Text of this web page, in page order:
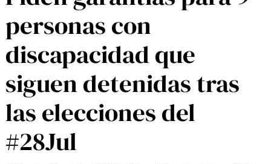
personas con
discapacidad que
siguen detenidas tras
las elecciones del
#28Jul